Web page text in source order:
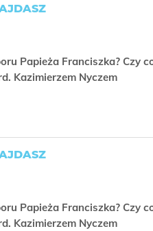
Papieża Franciszka? Czy
Kazimierzem Nyczem
Papieża Franciszka? Czy
Kazimierzem Nyczem